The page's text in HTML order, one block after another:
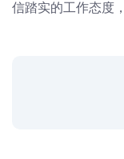
信踏实的工作态度